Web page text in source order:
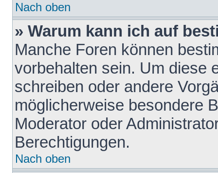
Nach oben
» Warum kann ich auf
Manche Foren können
vorbehalten sein. Um diese
schreiben oder andere
möglicherweise besondere
Moderator oder
Berechtigungen.
Nach oben